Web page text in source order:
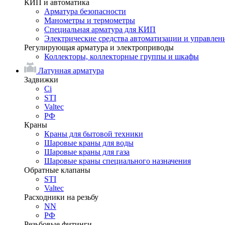
КИП и автоматика
Арматура безопасности
Манометры и термометры
Специальная арматура для КИП
Электрические средства автоматизации и
Регулирующая арматура и электроприводы
Коллекторы, коллекторные группы и шкафы
Латунная арматура
Задвижки
Ci
STI
Valtec
РФ
Краны
Краны для бытовой техники
Шаровые краны для воды
Шаровые краны для газа
Шаровые краны специального назначения
Обратные клапаны
STI
Valtec
Расходники на резьбу
NN
РФ